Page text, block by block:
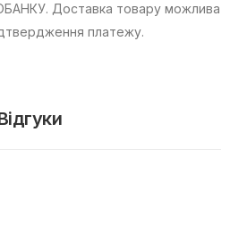
Доставка товару можлива
платежу.